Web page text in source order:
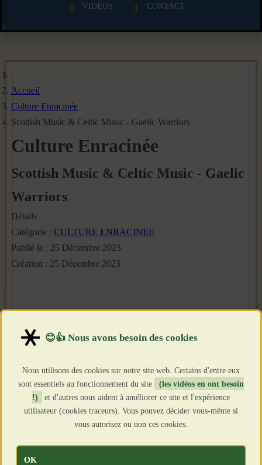
VIDÉOS CONTACT
Accueil
Culture Enracinée
Scottish Music & Celtic Music - Gaelic Warriors
Culture Enracinée
Scottish Music & Celtic Music - Gaelic
Warriors
Détails
Catégorie : CULTURE ENRACINEE
Publié le : 25 Décembre 2023
Création : 25 Décembre 2023
Nous utilisons des cookies sur notre site web. Certains d'entre eux
sont essentiels au fonctionnement du site
(les vidéos en ont besoin
!)
et d'autres nous aident à améliorer ce site et l'expérience
utilisateur (cookies traceurs). Vous pouvez décider vous-même si
vous autorisez ou non ces cookies.
OK